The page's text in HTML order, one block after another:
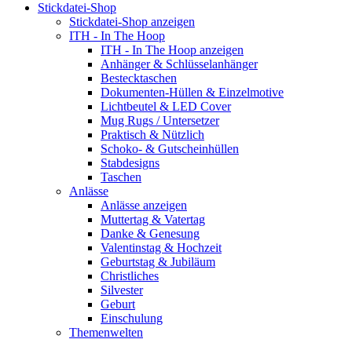
Stickdatei-Shop
Stickdatei-Shop anzeigen
ITH - In The Hoop
ITH - In The Hoop anzeigen
Anhänger & Schlüsselanhänger
Bestecktaschen
Dokumenten-Hüllen & Einzelmotive
Lichtbeutel & LED Cover
Mug Rugs / Untersetzer
Praktisch & Nützlich
Schoko- & Gutscheinhüllen
Stabdesigns
Taschen
Anlässe
Anlässe anzeigen
Muttertag & Vatertag
Danke & Genesung
Valentinstag & Hochzeit
Geburtstag & Jubiläum
Christliches
Silvester
Geburt
Einschulung
Themenwelten